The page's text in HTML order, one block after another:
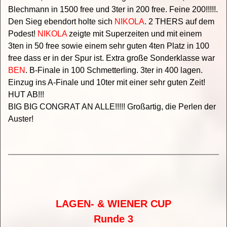
Blechmann in 1500 free und 3ter in 200 free. Feine 200!!!!!.
Den Sieg ebendort holte sich NIKOLA. 2 THERS auf dem
Podest! NIKOLAzeigte mit Superzeiten und mit einem
3ten in 50 free sowie einem sehr guten 4ten Platz in 100
free dass er in der Spur ist. Extra große Sonderklasse war
BEN . B-Finale in 100 Schmetterling. 3ter in 400 lagen.
Einzug ins A-Finale und 10ter mit einer sehr guten Zeit!
HUT AB!!!
BIG BIG CONGRAT AN ALLE!!!!! Großartig, die Perlen der
Auster!
LAGEN- & WIENER CUP
Runde 3